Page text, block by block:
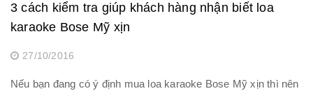
3 cách kiểm tra giúp khách hàng nhận biết loa
karaoke Bose Mỹ xịn
27/10/2016
Nếu bạn đang có ý định mua loa karaoke Bose Mỹ xịn thì nên